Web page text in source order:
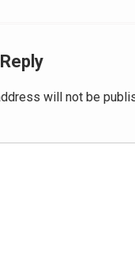
will not be